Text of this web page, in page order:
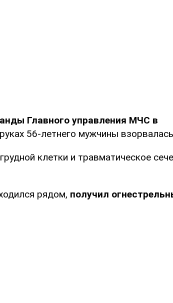
Главного управления МЧС в
56-летнего мужчины
клетки и травматическое
рядом, получил